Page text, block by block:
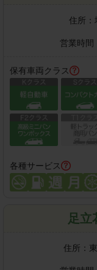
住所：
営業時間
保有車両クラス
各種サービス
足立
住所：